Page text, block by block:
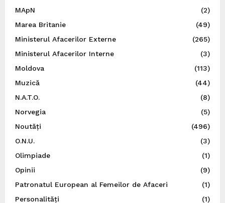
MApN
(2)
Marea Britanie
(49)
Ministerul Afacerilor Externe
(265)
Ministerul Afacerilor Interne
(3)
Moldova
(113)
Muzică
(44)
N.A.T.O.
(8)
Norvegia
(5)
Noutăți
(496)
O.N.U.
(3)
Olimpiade
(1)
Opinii
(9)
Patronatul European al Femeilor de Afaceri
(1)
Personalități
(1)